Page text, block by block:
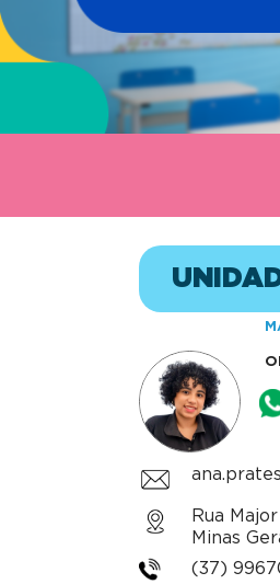
Rua
Minas
(37)